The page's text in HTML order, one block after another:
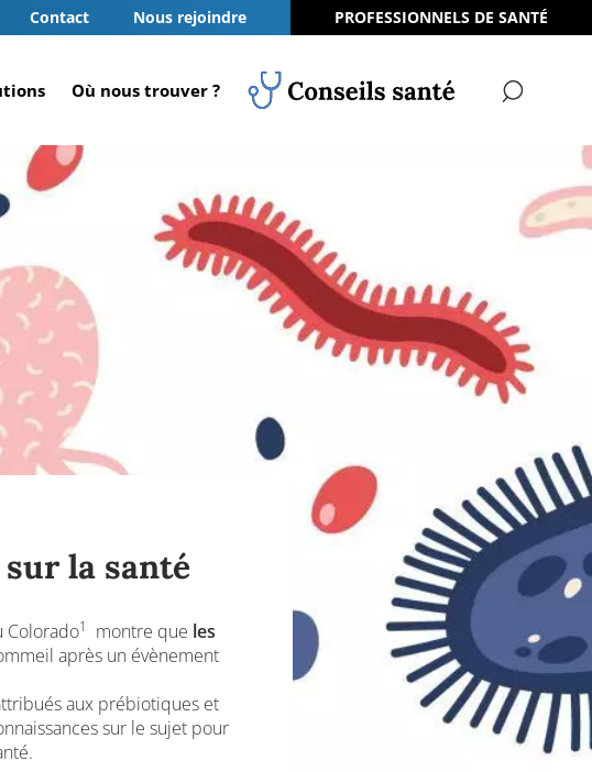
Contact Nous rejoindre PROFESSIONNELS DE SANTÉ
Où nous trouver ?
la santé
Colorado1 montre que les
après un évènement
aux prébiotiques et
sur le sujet pour